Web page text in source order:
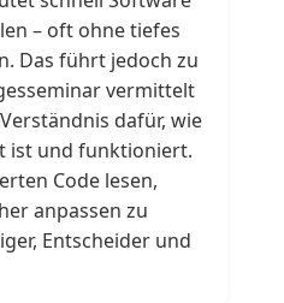
– oft ohne tiefes
Das führt jedoch zu
vermittelt
dafür, wie
ist und funktioniert.
Code lesen,
anpassen zu
Entscheider und